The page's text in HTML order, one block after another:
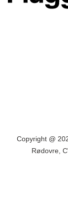
Copyright @
Rødovre,